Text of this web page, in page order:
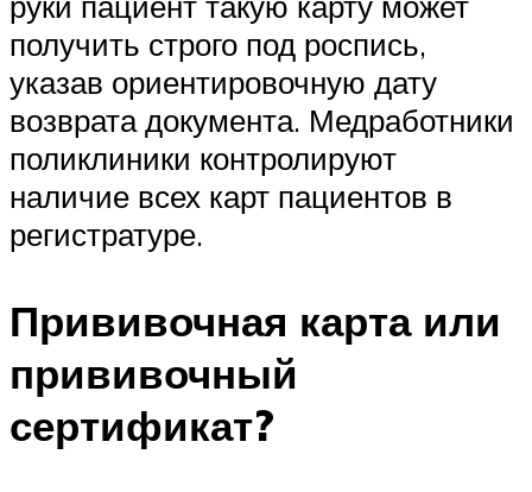
получить строго под роспись,
указав ориентировочную дату
возврата документа. Медработники
поликлиники контролируют
наличие всех карт пациентов в
регистратуре.
Прививочная карта или
прививочный
сертификат?